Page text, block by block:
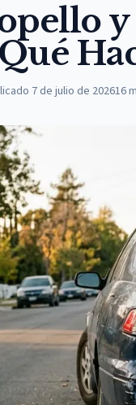
7 de julio de 202616